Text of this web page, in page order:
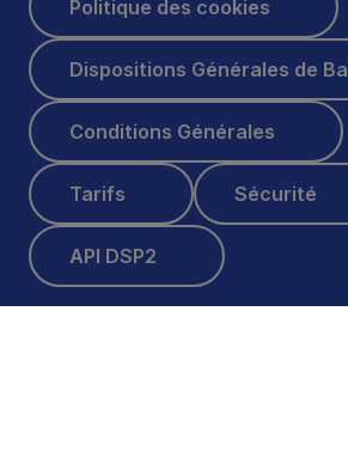
Politique des cookies
Dispositions Générales de Banque
Dispositions Générales de
Conditions Générales
Conditions Générales
Tarifs
Tarifs
Sécurité
Sécurité
API DSP2
API DSP2